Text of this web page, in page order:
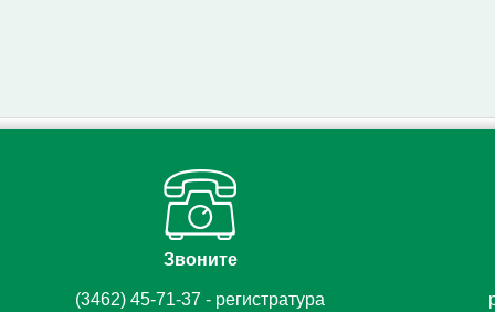
Звоните
(3462) 45-71-37 - регистратура